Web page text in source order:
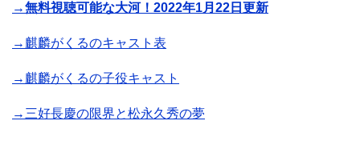
→無料視聴可能な大河！2022年1月22日更新
→麒麟がくるのキャスト表
→麒麟がくるの子役キャスト
→三好長慶の限界と松永久秀の夢